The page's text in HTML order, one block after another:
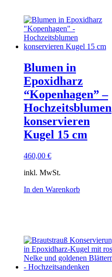
Blumen in
Epoxidharz
“Kopenhagen” –
Hochzeitsblumen
konservieren
Kugel 15 cm
460,00 €
inkl. MwSt.
In den Warenkorb